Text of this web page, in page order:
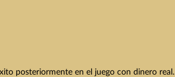
posteriormente en el juego con dinero real.